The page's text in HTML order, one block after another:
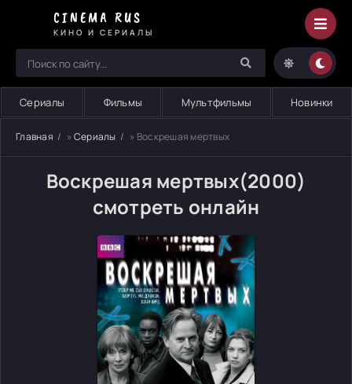
CINEMA RUS
КИНО И СЕРИАЛЫ
Сериалы Фильмы Мультфильмы Новинки
Главная » Сериалы » Воскрешая мертвых
Воскрешая мертвых(2000)
смотреть онлайн